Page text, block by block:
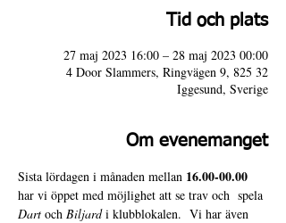
Tid och plats
27 maj 2023 16:00 – 28 maj 2023 00:00
4 Door Slammers, Ringvägen 9, 825 32
Iggesund, Sverige
Om evenemanget
Sista lördagen i månaden mellan 16.00-00.00
har vi öppet med möjlighet att se trav och  spela
Dart och Biljard i klubblokalen.  Vi har även